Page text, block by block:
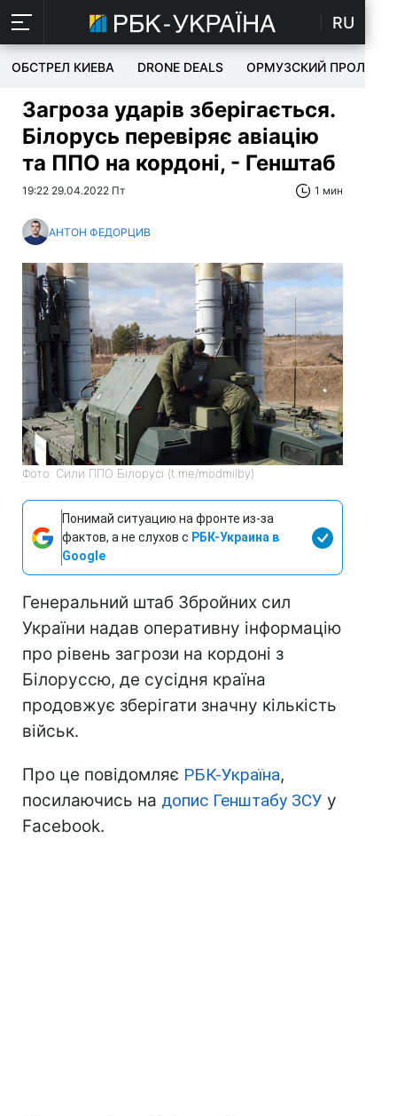
RU
ОБСТРЕЛ КИЕВА DRONE DEALS ОРМУЗСКИЙ ПРОЛИВ
Загроза ударів зберігається.
Білорусь перевіряє авіацію
та ППО на кордоні, - Генштаб
19:22 29.04.2022 Пт 1 мин
АНТОН ФЕДОРЦИВ
Фото: Сили ППО Білорусі (t.me/modmilby)
Понимай ситуацию на фронте из-за
фактов, а не слухов с РБК-Украина в
Google
Генеральний штаб Збройних сил
України надав оперативну інформацію
про рівень загрози на кордоні з
Білоруссю, де сусідня країна
продовжує зберігати значну кількість
військ.
Про це повідомляє РБК-Україна,
посилаючись на допис Генштабу ЗСУ у
Facebook.